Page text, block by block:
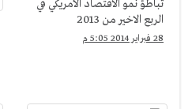
تباطؤ نمو الاقتصاد الأمريكي في
الربع الاخير من 2013
28 فبراير 2014 5:05 م